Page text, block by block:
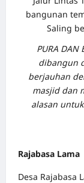
PURA
dibangun
berjauhan
masjid dan
alasan
Rajabasa Lama
Desa Rajabasa